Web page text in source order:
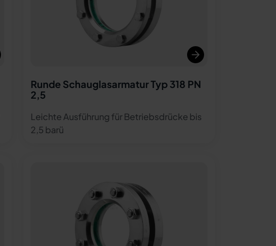
Runde Schauglasarmatur Typ 318 PN
2,5
Leichte Ausführung für Betriebsdrücke bis
2,5 barü